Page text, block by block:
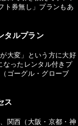
ト券無し」プランもあ
タルプラン
大変」という方に大好
なったレンタル付きプ
ゴーグル・グローブ
ス
関西（大阪・京都・神